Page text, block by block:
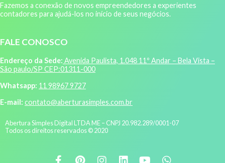
Fazemos a conexão de novos empreendedores a experientes
contadores para ajudá-los no início de seus negócios.
FALE CONOSCO
Endereço da Sede: Avenida Paulista, 1.048 11º Andar – Bela Vista –
São paulo/SP CEP:01311-000
Whatsapp: 11 98967 9727
E-mail: contato@aberturasimples.com.br
Abertura Simples Digital LTDA ME – CNPJ 20.982.289/0001-07
Todos os direitos reservados © 2020